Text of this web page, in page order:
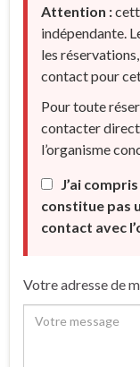
Attention :
indépendante.
les
contact pour
Pour toute
contacter
l’organisme
J’ai
constitue pas
contact avec
Votre adresse de